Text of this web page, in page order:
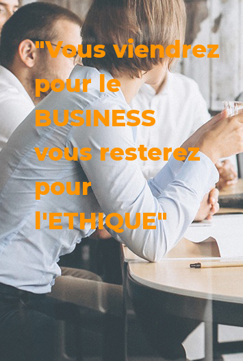
"Vous viendrez
pour le
BUSINESS
vous resterez
pour
l'ETHIQUE"